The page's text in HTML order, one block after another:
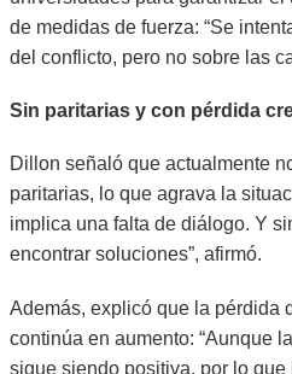
de medidas de fuerza: “Se
del conflicto, pero no sobre las
Sin paritarias y con pérdida
Dillon señaló que actualmente
paritarias, lo que agrava la
implica una falta de diálogo. Y
encontrar soluciones”, afirmó.
Además, explicó que la pérdida
continúa en aumento: “Aunque
sigue siendo positiva, por lo